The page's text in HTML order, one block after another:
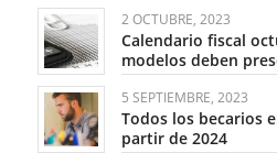
2 OCTUBRE, 2023
Calendario fiscal
modelos deben
5 SEPTIEMBRE, 2023
Todos los becarios
partir de 2024